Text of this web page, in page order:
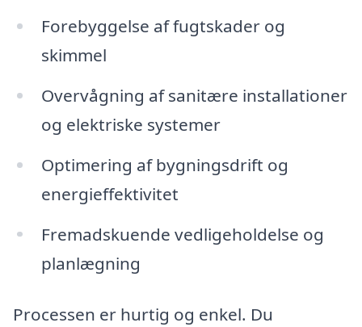
Forebyggelse af fugtskader og
skimmel
Overvågning af sanitære installationer
og elektriske systemer
Optimering af bygningsdrift og
energieffektivitet
Fremadskuende vedligeholdelse og
planlægning
Processen er hurtig og enkel. Du